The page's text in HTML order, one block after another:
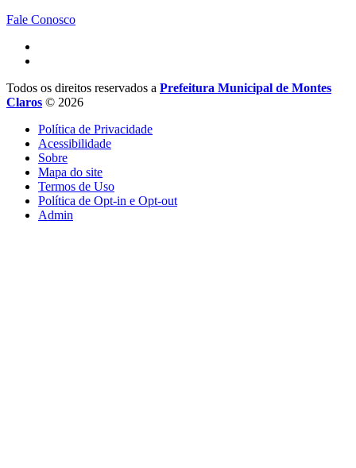
Fale Conosco
Todos os direitos reservados a Prefeitura Municipal de Montes
Claros © 2026
Política de Privacidade
Acessibilidade
Sobre
Mapa do site
Termos de Uso
Política de Opt-in e Opt-out
Admin